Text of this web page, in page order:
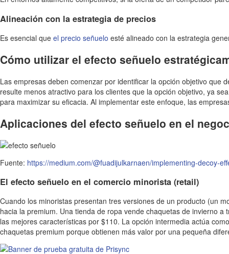
Alineación con la estrategia de precios
Es esencial que el precio señuelo esté alineado con la estrategia
Cómo utilizar el efecto señuelo
Las empresas deben comenzar por identificar la opción objetivo que
resulte menos atractivo para los clientes que la opción objetivo, ya
para maximizar su eficacia. Al implementar este enfoque, las
Aplicaciones del efecto señuelo en el
Fuente: https://medium.com/@fuadijulkarnaen/implementing-decoy-
El efecto señuelo en el comercio minorista (retail)
Cuando los minoristas presentan tres versiones de un producto (un
hacia la premium. Una tienda de ropa vende chaquetas de invierno
las mejores características por $110. La opción intermedia actúa
chaquetas premium porque obtienen más valor por una pequeña